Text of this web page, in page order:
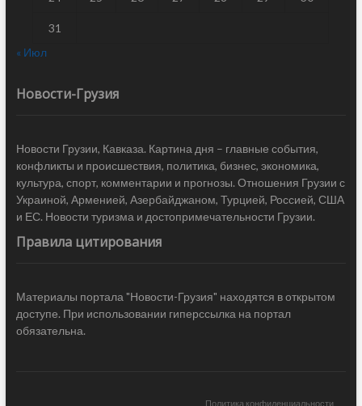
31
« Июл
Новости-Грузия
Новости Грузии, Кавказа. Картина дня – главные события,
конфликты и происшествия, политика, бизнес, экономика,
культура, спорт, комментарии и прогнозы. Отношения Грузии с
Украиной, Арменией, Азербайджаном, Турцией, Россией, США
и ЕС. Новости туризма и достопримечательности Грузии.
Правила цитирования
Материалы портала "Новости-Грузия" находятся в открытом
доступе. При использовании гиперссылка на портал
обязательна.
Политика конфиденциальности